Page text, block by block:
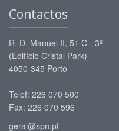
Contactos
R. D. Manuel II, 51 C - 3º
(Edifício Cristal Park)
4050-345 Porto
Telef: 226 070 500
Fax: 226 070 596
geral@spn.pt